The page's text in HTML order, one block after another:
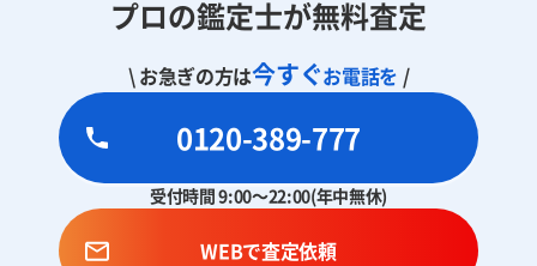
プロの鑑定士が無料査定
\ お急ぎの方は今すぐお電話を /
0120-389-777
受付時間 9:00～22:00(年中無休)
WEBで査定依頼